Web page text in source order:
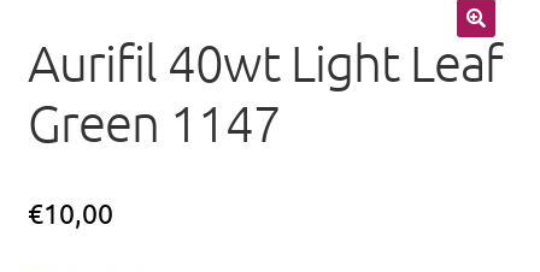
Workshops
Gratis Patronen
🔍
Aurifil 40wt Light Leaf
Green 1147
€10,00